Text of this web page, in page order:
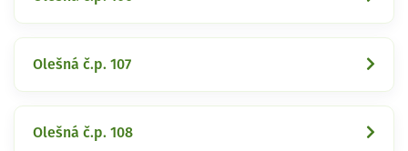
Olešná č.p. 107
Olešná č.p. 108